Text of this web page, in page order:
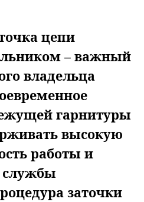
цепи
– важный
владельца
гарнитуры
высокую
работы и
службы
заточки